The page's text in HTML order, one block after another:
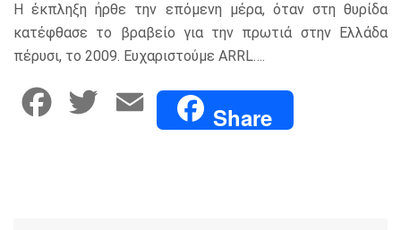
Η έκπληξη ήρθε την επόμενη μέρα, όταν στη θυρίδα
κατέφθασε το βραβείο για την πρωτιά στην Ελλάδα
πέρυσι, το 2009. Ευχαριστούμε ARRL….
E Share